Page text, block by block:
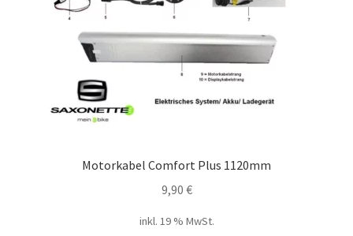
Motorkabel Comfort Plus 1120mm
9,90 €
inkl. 19 % MwSt.